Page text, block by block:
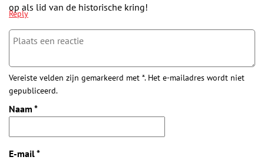
op als lid van de historische kring!
Reply
Vereiste velden zijn gemarkeerd met *. Het e-mailadres wordt niet
gepubliceerd.
Naam *
E-mail*